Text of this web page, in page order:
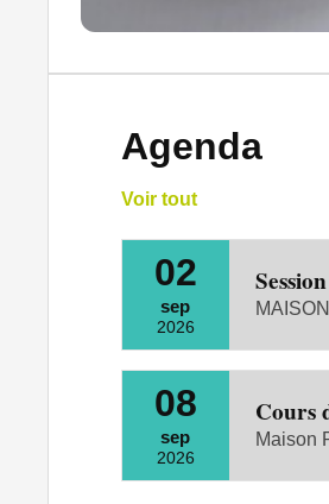
Agenda
Voir tout
02
sep
2026
08
sep
2026
Cours
Maison